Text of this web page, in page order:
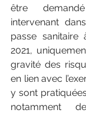
être
intervenant
passe
2021,
gravité des
en lien avec
y sont
notamment